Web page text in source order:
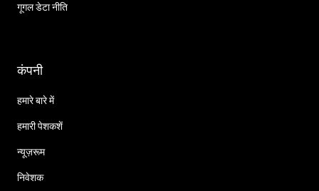
गूगल डेटा नीति
कंपनी
हमारे बारे में
हमारी पेशकशें
न्यूज़रूम
निवेशक